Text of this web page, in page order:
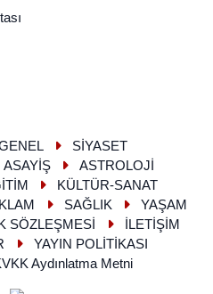
SİYASET
ASAYİŞ
ASTROLOJİ
KÜLTÜR-SANAT
SAĞLIK
YAŞAM
SÖZLEŞMESİ
İLETİŞİM
YAYIN POLİTİKASI
Aydınlatma Metni